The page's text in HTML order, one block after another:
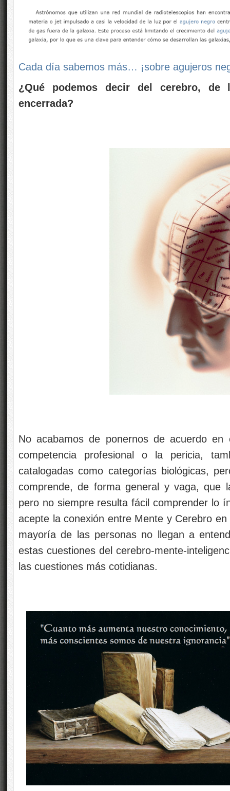
Cada día sabemos más… ¡sobre agujeros
¿Qué podemos decir del cerebro,
encerrada?
No acabamos de ponernos de acuerdo
competencia profesional o la pericia,
catalogadas como categorías biológicas,
comprende, de forma general y vaga, que
pero no siempre resulta fácil comprender lo
acepte la conexión entre Mente y Cerebro
mayoría de las personas no llegan a
estas cuestiones del cerebro-mente-
las cuestiones más cotidianas.